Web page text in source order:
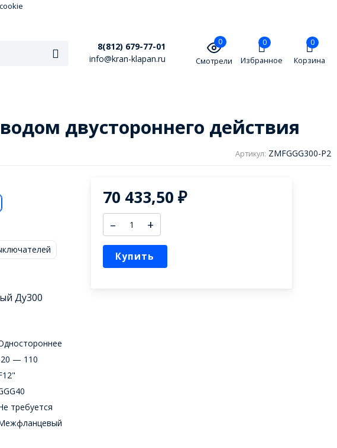
8(812) 679-77-01
info@kran-klapan.ru
0
Смотрели
0
Избранное
0
Корзина
двустороннего действия
Артикул: ZMFGGG300-P2
Ду300
— 110
требуется
70 433,50 ₽
– +
Купить